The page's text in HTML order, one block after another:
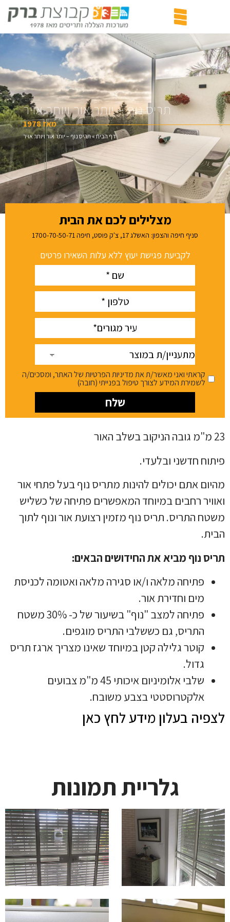
תריס נוף – יותר אור ויותר אויר
מאז 1978
דף הבית»תריס נוף – יותר אור ויותר אויר
מצלילים לכם את הבית
סניף חיפה והצפון: האשלג 17, צ'ק פוסט, חיפה 1700-70-50-71
לקביעת פגישת יעוץ ללא עלות השאירו פרטים
Name
phone
עיר
מתעניין/ת
במוצר
קראתי ואני מאשר/ת את מדיניות הפרטיות של האתר, ומסכים/ה
לשמירת המידע לצורך טיפול בפנייתי (חובה)
23 מ"מ גובה הניקוב בשלב האור
פיתוח חדשני ובלעדי.
מהיום אתם יכולים להינות מתריס נוף בעל פתחי אור
ואוויר רחבים במיוחד המאפשרים פתיחה של כשליש
משטח התריס. תריס נוף מזמין רצועת אור ונוף לתוך
הבית.
תריס נוף מביא את החידושים הבאים:
פתיחה מלאה ו/או סגירה מלאה ואטומה לכניסת
מים וחדירת אור.
פתיחה למצב "נוף" בשיעור של כ- 30% משטח
התריס, גם כששלבי התריס מוגפים.
קוטר גלילה קטן במיוחד שאינו מצריך ארגז תריס
גדול.
שלבי אלומיניום איכותי 45 מ"מ צבועים
אלקטרוסטטי בצבע משובח.
לצפיה בעלון מידע לחץ כאן
גלריית תמונות